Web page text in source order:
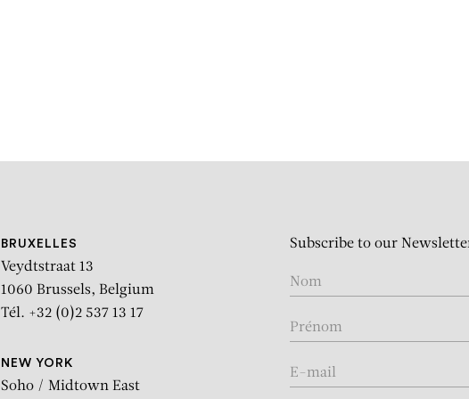
BRUXELLES
Veydtstraat 13
1060 Brussels, Belgium
Tél. +32 (0)2 537 13 17
NEW YORK
Soho / Midtown East
Subscribe to our